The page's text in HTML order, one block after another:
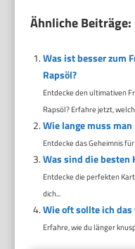
Ähnliche Beiträge:
Was ist besser zum
Rapsöl?
Entdecke den ultimativen
Rapsöl? Erfahre jetzt,
Wie lange muss
Entdecke das Geheimnis
Was sind die besten
Entdecke die perfekten
dich...
Wie oft sollte ich
Erfahre, wie du länger